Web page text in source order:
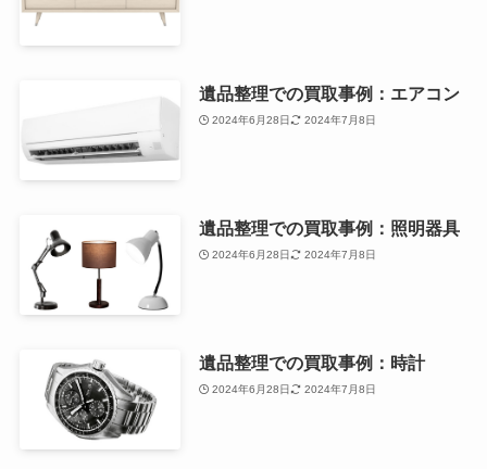
遺品整理での買取事例：エアコン
2024年6月28日 2024年7月8日
遺品整理での買取事例：照明器具
2024年6月28日 2024年7月8日
遺品整理での買取事例：時計
2024年6月28日 2024年7月8日